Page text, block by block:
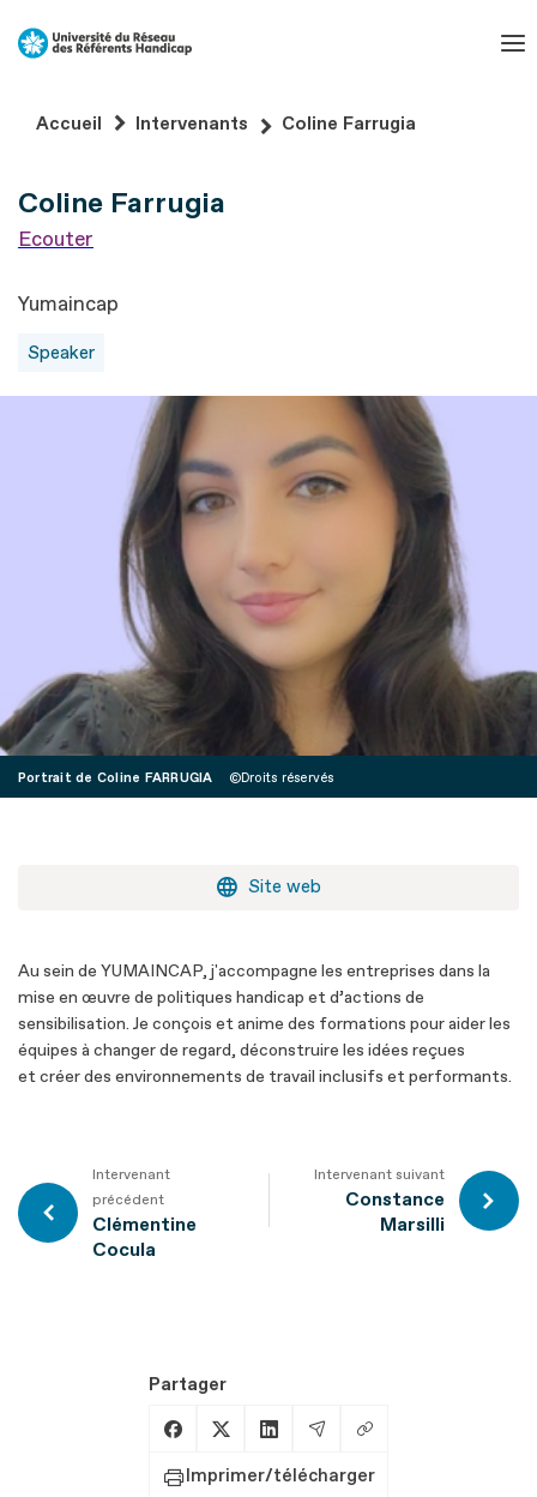
Aller
Aller
de
page
Accueil Intervenants Coline Farrugia
Portrait de Coline FARRUGIA Droits réservés
Coline Farrugia
Ecouter
Yumaincap
Speaker
Site web
Au sein de YUMAINCAP, j'accompagne les entreprises dans la
mise en œuvre de politiques handicap et d’actions de
sensibilisation. Je conçois et anime des formations pour aider les
équipes à changer de regard, déconstruire les idées reçues
et créer des environnements de travail inclusifs et performants.
Intervenant
précédent
Clémentine
Cocula
Intervenant suivant
Constance
Marsilli
Partager
Partager sur Facebook
Partager sur X
Partager sur LinkedIn
Partager par Email
Copier le lien
Imprimer/télécharger